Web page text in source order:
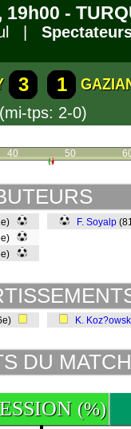
-
|
3 1
(mi-tps: 2-0)
40 50
F. Soyalp
K.
DU MATCH
(%)